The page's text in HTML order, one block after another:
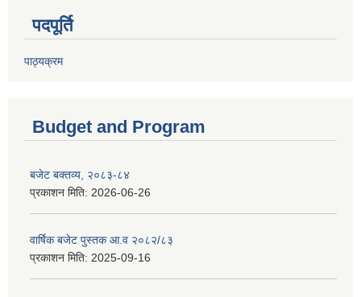
पदपूर्ति
पाठ्यक्रम
Budget and Program
बजेट बक्तव्य, २०८३-८४
प्रकाशन मिति: 2026-06-26
वार्षिक बजेट पुस्तक आ.व २०८२/८३
प्रकाशन मिति: 2025-09-16